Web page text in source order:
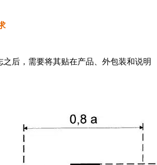
之后，需要将其贴在产品、外包装和说明